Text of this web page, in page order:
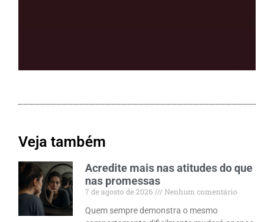
Veja também
Acredite mais nas atitudes do que
nas promessas
7 de agosto de 2026
Nenhum comentário
Quem sempre demonstra o mesmo